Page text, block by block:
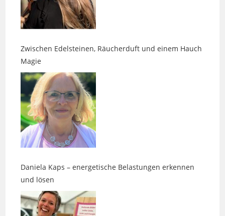
Zwischen Edelsteinen, Räucherduft und einem Hauch
Daniela Kaps – energetische Belastungen erkennen